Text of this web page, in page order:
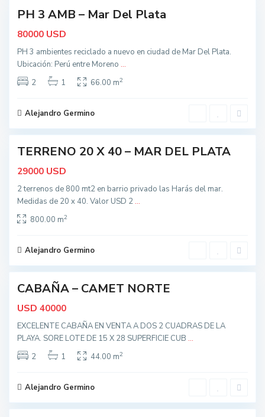
PH 3 AMB – Mar Del Plata
80000 USD
PH 3 ambientes reciclado a nuevo en ciudad de Mar Del Plata.
Ubicación: Perú entre Moreno ...
2
1 66.00 m2
Alejandro Germino
d
o
,
a
r
d
e
l
a
t
a
TERRENO 20 X 40 – MAR DEL PLATA
29000 USD
2 terrenos de 800 mt2 en barrio privado las Harás del mar.
Medidas de 20 x 40. Valor USD 2 ...
800.00 m2
Alejandro Germino
t
d
o
,
a
r
d
e
l
a
t
a
CABAÑA – CAMET NORTE
USD 40000
EXCELENTE CABAÑA EN VENTA A DOS 2 CUADRAS DE LA
PLAYA. SORE LOTE DE 15 X 28 SUPERFICIE CUB ...
2
1 44.00 m2
Alejandro Germino
t
d
o
,
a
r
d
e
l
a
t
a